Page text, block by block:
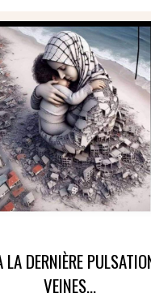
LA DERNIÈRE
VEINES...